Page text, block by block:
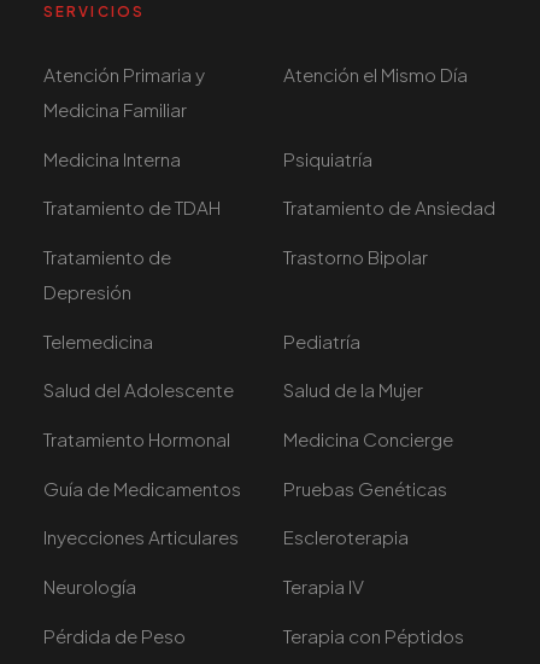
SERVICIOS
Atención Primaria y
Medicina Familiar
Atención el Mismo Día
Medicina Interna Psiquiatría
Tratamiento de TDAH Tratamiento de Ansiedad
Tratamiento de
Depresión
Trastorno Bipolar
Telemedicina Pediatría
Salud del Adolescente Salud de la Mujer
Tratamiento Hormonal Medicina Concierge
Guía de Medicamentos Pruebas Genéticas
Inyecciones Articulares Escleroterapia
Neurología Terapia IV
Pérdida de Peso Terapia con Péptidos